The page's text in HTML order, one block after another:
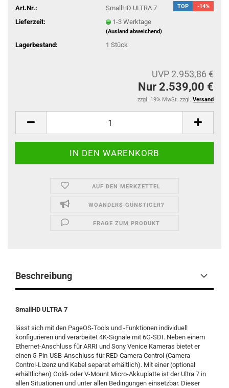
TOP -14%
Art.Nr.:
SmallHD ULTRA 7
Lieferzeit:
1-3 Werktage
(Ausland abweichend)
Lagerbestand: 1 Stück
UVP 2.953,86 €
Nur 2.539,00 €
zzgl. 19% MwSt. zzgl. Versand
AUF DEN MERKZETTEL
WOANDERS GÜNSTIGER?
FRAGE ZUM PRODUKT
Beschreibung
SmallHD ULTRA 7
lässt sich mit den PageOS-Tools und -Funktionen individuell
konfigurieren und verarbeitet 4K-Signale mit 6G-SDI. Neben einem
Ethernet-Anschluss für ARRI und Sony Venice Kameras bietet er
einen 5-Pin-USB-Anschluss für RED Camera Control (Camera
Control-Lizenz und Kabel separat erhältlich). Mit einer (optional
erhältlichen) Gold- oder V-Mount Micro-Akkuplatte ist der Ultra 7 in
allen Situationen und unter allen Bedingungen einsetzbar. Dieser